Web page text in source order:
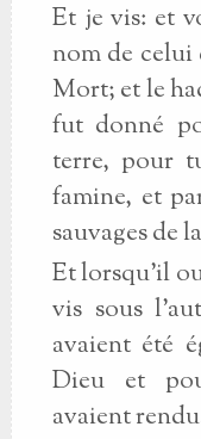
Et je vis: et
nom de celui
Mort; et le
fut donné
terre, pour
famine, et
sauvages de
Et lorsqu’il
vis sous
avaient été
Dieu et
avaient